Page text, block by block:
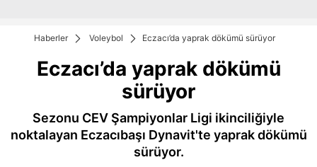
Haberler Voleybol Eczacı’da yaprak dökümü sürüyor
Eczacı’da yaprak dökümü
sürüyor
Sezonu CEV Şampiyonlar Ligi ikinciliğiyle
noktalayan Eczacıbaşı Dynavit'te yaprak dökümü
sürüyor.